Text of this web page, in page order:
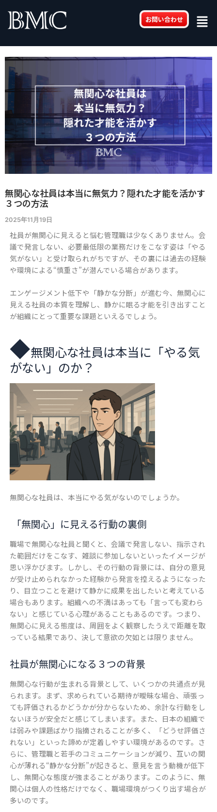
ッ
お問い合わせ
無関心な社員は本当に無気力？隠れた才能を活かす
３つの方法
2025年11月19日
社員が無関心に見えると悩む管理職は少なくありません。会
議で発言しない、必要最低限の業務だけをこなす姿は「やる
気がない」と受け取られがちですが、その裏には過去の経験
や環境による“慎重さ”が潜んでいる場合があります。
エンゲージメント低下や「静かな分断」が進む今、無関心に
見える社員の本質を理解し、静かに眠る才能を引き出すこと
が組織にとって重要な課題といえるでしょう。
◆無関心な社員は本当に「やる気
がない」のか？
無関心な社員は、本当にやる気がないのでしょうか。
「無関心」に見える行動の裏側
職場で無関心な社員と聞くと、会議で発言しない、指示され
た範囲だけをこなす、雑談に参加しないといったイメージが
思い浮かびます。しかし、その行動の背景には、自分の意見
が受け止められなかった経験から発言を控えるようになった
り、目立つことを避けて静かに成果を出したいと考えている
場合もあります。組織への不満はあっても「言っても変わら
ない」と感じている心理があることもあるのです。つまり、
無関心に見える態度は、周囲をよく観察したうえで距離を取
っている結果であり、決して意欲の欠如とは限りません。
社員が無関心になる３つの背景
無関心な行動が生まれる背景として、いくつかの共通点が見
られます。まず、求められている期待が曖昧な場合、頑張っ
ても評価されるかどうかが分からないため、余計な行動をし
ないほうが安全だと感じてしまいます。また、日本の組織で
は弱みや課題ばかり指摘されることが多く、「どうせ評価さ
れない」といった諦めが定着しやすい環境があるのです。さ
らに、管理職と若手のコミュニケーションが減り、互いの関
心が薄れる“静かな分断”が起きると、意見を言う動機が低下
し、無関心な態度が強まることがあります。このように、無
関心は個人の性格だけでなく、職場環境がつくり出す場合が
多いのです。
navigation